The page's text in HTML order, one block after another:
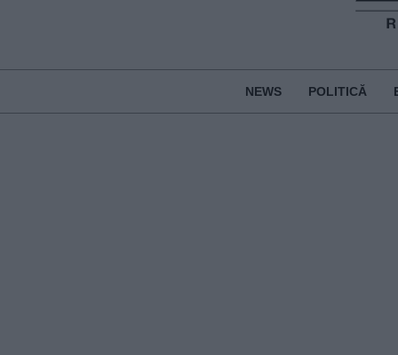
NEWS POLITICĂ